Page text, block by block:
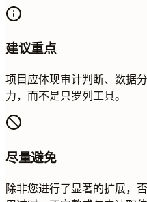
建议重点
项目应体现审计判断、数据
力，而不是只罗列工具。
尽量避免
除非您进行了显著的扩展，